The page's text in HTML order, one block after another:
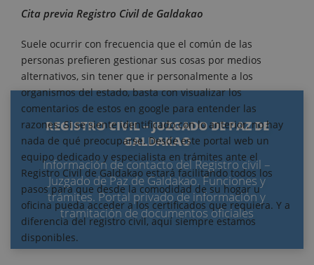
REGISTRO CIVIL – JUZGADO DE PAZ DE
GALDAKAO
Información de contacto del Registro civil –
Juzgado de Paz de Galdakao. Funciones y
trámites. Portal privado de información y
tramitación de documentos oficiales
Cita previa Registro Civil de Galdakao
Suele ocurrir con frecuencia que el común de las
personas prefieren gestionar sus cosas por medios
alternativos, sin tener que ir personalmente a los
organismos del estado, basta con visualizar los
comentarios de estos en google para entender las
razones. Si se siente identificado con lo anterior, no hay
nada de qué preocuparse. Desde este portal web un
equipo dedicado y especialista en trámites ante el
Registro Civil de Galdakao estará facilitando todos los
pasos para que desde la comodidad de su hogar u
oficina pueda acceder a los certificados que requiera. Y a
diferencia del registro civil, aquí siempre estamos
disponibles.